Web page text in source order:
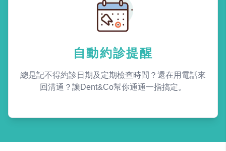
自動約診提醒
總是記不得約診日期及定期檢查時間？還在用電話來
回溝通？讓Dent&Co幫你通通一指搞定。